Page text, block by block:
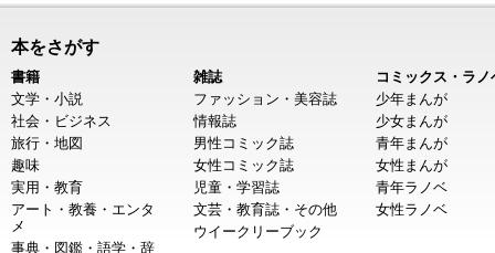
本をさがす
書籍
文学・小説
社会・ビジネス
旅行・地図
趣味
実用・教育
アート・教養・エンタ
メ
事典・図鑑・語学・辞
雑誌
ファッション・美容誌
情報誌
男性コミック誌
女性コミック誌
児童・学習誌
文芸・教育誌・その他
ウイークリーブック
コミックス・ラノ
少年まんが
少女まんが
青年まんが
女性まんが
青年ラノベ
女性ラノベ